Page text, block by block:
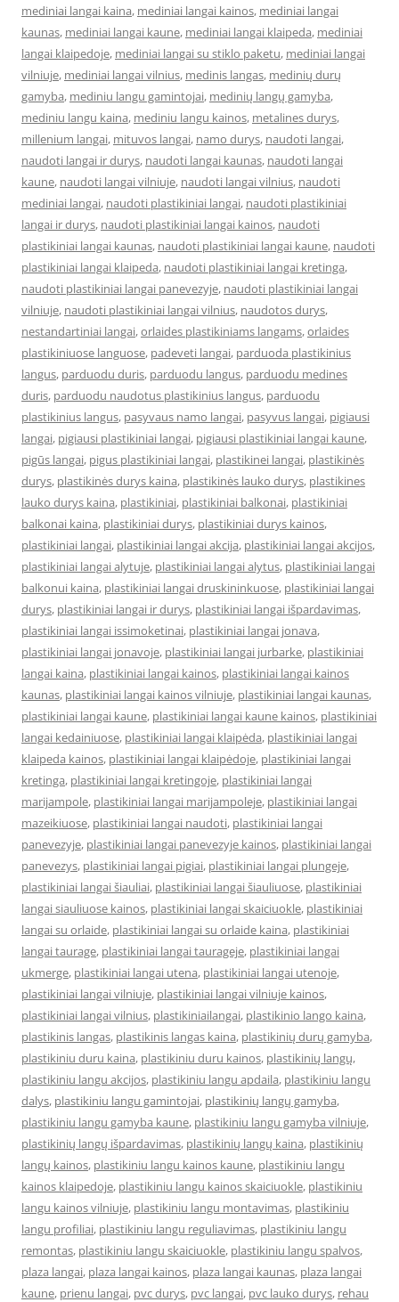
mediniai langai kaina, mediniai langai kainos, mediniai langai
kaunas, mediniai langai kaune, mediniai langai klaipeda, mediniai
langai klaipedoje, mediniai langai su stiklo paketu, mediniai langai
vilniuje, mediniai langai vilnius, medinis langas, medinių durų
gamyba, mediniu langu gamintojai, medinių langų gamyba,
mediniu langu kaina, mediniu langu kainos, metalines durys,
millenium langai, mituvos langai, namo durys, naudoti langai,
naudoti langai ir durys, naudoti langai kaunas, naudoti langai
kaune, naudoti langai vilniuje, naudoti langai vilnius, naudoti
mediniai langai, naudoti plastikiniai langai, naudoti plastikiniai
langai ir durys, naudoti plastikiniai langai kainos, naudoti
plastikiniai langai kaunas, naudoti plastikiniai langai kaune, naudoti
plastikiniai langai klaipeda, naudoti plastikiniai langai kretinga,
naudoti plastikiniai langai panevezyje, naudoti plastikiniai langai
vilniuje, naudoti plastikiniai langai vilnius, naudotos durys,
nestandartiniai langai,orlaides plastikiniams langams,orlaides
plastikiniuose languose, padeveti langai, parduoda plastikinius
langus, parduodu duris, parduodu langus, parduodu medines
duris, parduodu naudotus plastikinius langus, parduodu
plastikinius langus, pasyvaus namo langai, pasyvus langai, pigiausi
langai, pigiausi plastikiniai langai, pigiausi plastikiniai langai kaune,
pigūs langai, pigus plastikiniai langai, plastikinei langai, plastikinės
durys, plastikinės durys kaina, plastikinės lauko durys, plastikines
lauko durys kaina, plastikiniai, plastikiniai balkonai, plastikiniai
balkonai kaina, plastikiniai durys, plastikiniai durys kainos,
plastikiniai langai, plastikiniai langai akcija, plastikiniai langai akcijos,
plastikiniai langai alytuje, plastikiniai langai alytus, plastikiniai langai
balkonui kaina, plastikiniai langai druskininkuose, plastikiniai langai
durys, plastikiniai langai ir durys, plastikiniai langai išpardavimas,
plastikiniai langai issimoketinai, plastikiniai langai jonava,
plastikiniai langai jonavoje, plastikiniai langai jurbarke, plastikiniai
langai kaina, plastikiniai langai kainos, plastikiniai langai kainos
kaunas, plastikiniai langai kainos vilniuje, plastikiniai langai kaunas,
plastikiniai langai kaune, plastikiniai langai kaune kainos, plastikiniai
langai kedainiuose, plastikiniai langai klaipėda, plastikiniai langai
klaipeda kainos, plastikiniai langai klaipėdoje, plastikiniai langai
kretinga, plastikiniai langai kretingoje, plastikiniai langai
marijampole, plastikiniai langai marijampoleje, plastikiniai langai
mazeikiuose, plastikiniai langai naudoti, plastikiniai langai
panevezyje, plastikiniai langai panevezyje kainos, plastikiniai langai
panevezys, plastikiniai langai pigiai, plastikiniai langai plungeje,
plastikiniai langai šiauliai, plastikiniai langai šiauliuose, plastikiniai
langai siauliuose kainos, plastikiniai langai skaiciuokle, plastikiniai
langai su orlaide, plastikiniai langai su orlaide kaina, plastikiniai
langai taurage, plastikiniai langai taurageje, plastikiniai langai
ukmerge, plastikiniai langai utena, plastikiniai langai utenoje,
plastikiniai langai vilniuje, plastikiniai langai vilniuje kainos,
plastikiniai langai vilnius, plastikiniailangai, plastikinio lango kaina,
plastikinis langas, plastikinis langas kaina, plastikinių durų gamyba,
plastikiniu duru kaina, plastikiniu duru kainos, plastikinių langų,
plastikiniu langu akcijos, plastikiniu langu apdaila, plastikiniu langu
dalys, plastikiniu langu gamintojai, plastikinių langų gamyba,
plastikiniu langu gamyba kaune, plastikiniu langu gamyba vilniuje,
plastikinių langų išpardavimas, plastikinių langų kaina, plastikinių
langų kainos, plastikiniu langu kainos kaune, plastikiniu langu
kainos klaipedoje, plastikiniu langu kainos skaiciuokle, plastikiniu
langu kainos vilniuje, plastikiniu langu montavimas, plastikiniu
langu profiliai, plastikiniu langu reguliavimas, plastikiniu langu
remontas, plastikiniu langu skaiciuokle, plastikiniu langu spalvos,
plaza langai, plaza langai kainos, plaza langai kaunas, plaza langai
kaune, prienu langai, pvc durys, pvc langai, pvc lauko durys, rehau